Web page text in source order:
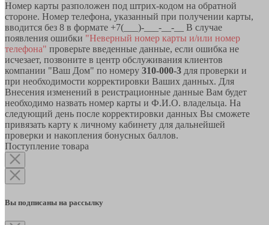
Номер карты разположен под штрих-кодом на обратной
стороне. Номер телефона, указанный при получении карты,
вводится без 8 в формате +7(___)-___-__-__ В случае
появления ошибки "Неверный номер карты и/или номер
телефона" проверьте введенные данные, если ошибка не
исчезает, позвоните в центр обслуживания клиентов
компании "Ваш Дом" по номеру 310-000-3 для проверки и
при необходимости корректировки Ваших данных. Для
Внесения изменений в реистрационные данные Вам будет
необходимо назвать номер карты и Ф.И.О. владельца. На
следующий день после корректировки данных Вы сможете
привязать карту к личному кабинету для дальнейшей
проверки и накопления бонусных баллов.
Поступление товара
Вы подписаны на рассылку